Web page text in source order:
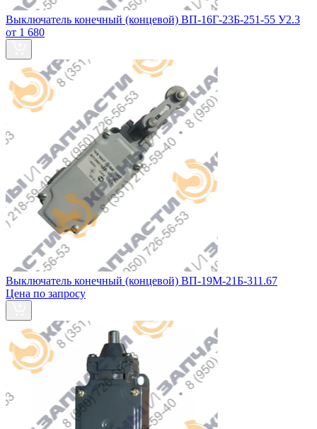
Выключатель конечный (концевой) ВП-16Г-23Б-251-55 У2.3
от 1 680
Выключатель конечный (концевой) ВП-19М-21Б-311.67
Цена по запросу